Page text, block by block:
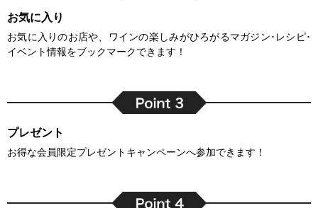
お気に入り
お気に入りのお店や、ワインの楽しみがひろがるマガジン･レシピ･
イベント情報をブックマークできます！
プレゼント
お得な会員限定プレゼントキャンペーンへ参加できます！